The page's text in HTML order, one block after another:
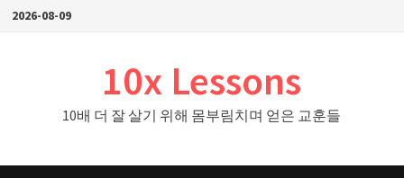
Skip2026-08-09
10x Lessons
10배 더 잘 살기 위해 몸부림치며 얻은 교훈들